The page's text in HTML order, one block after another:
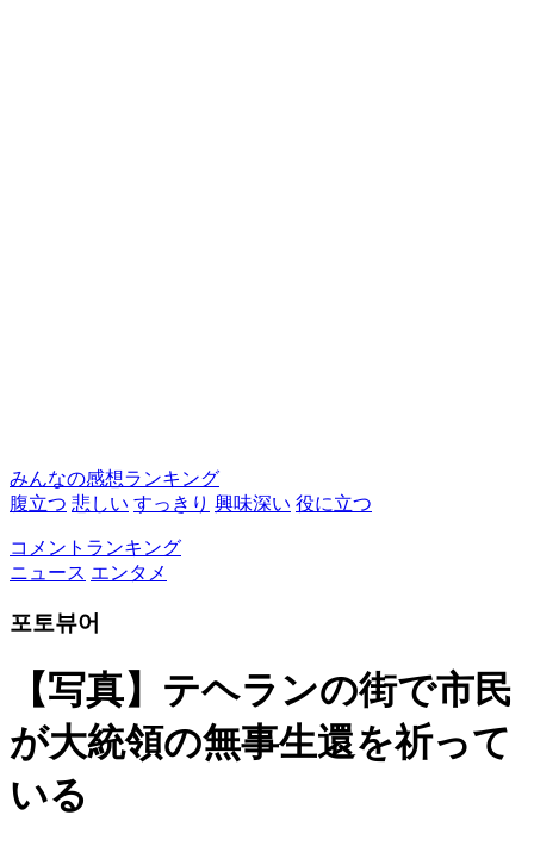
みんなの感想ランキング
腹立つ 悲しい すっきり 興味深い 役に立つ
コメントランキング
ニュース エンタメ
포토뷰어
【写真】テヘランの街で市民
が大統領の無事生還を祈って
いる